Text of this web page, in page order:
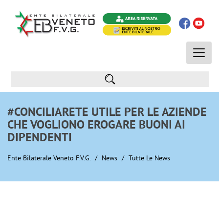
Toggle
#CONCILIARETE UTILE PER LE AZIENDE
CHE VOGLIONO EROGARE BUONI AI
DIPENDENTI
Ente Bilaterale Veneto F.V.G. News Tutte Le News